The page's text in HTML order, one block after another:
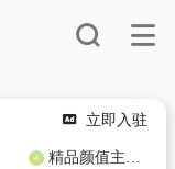
立即入驻
精品颜值主播定制